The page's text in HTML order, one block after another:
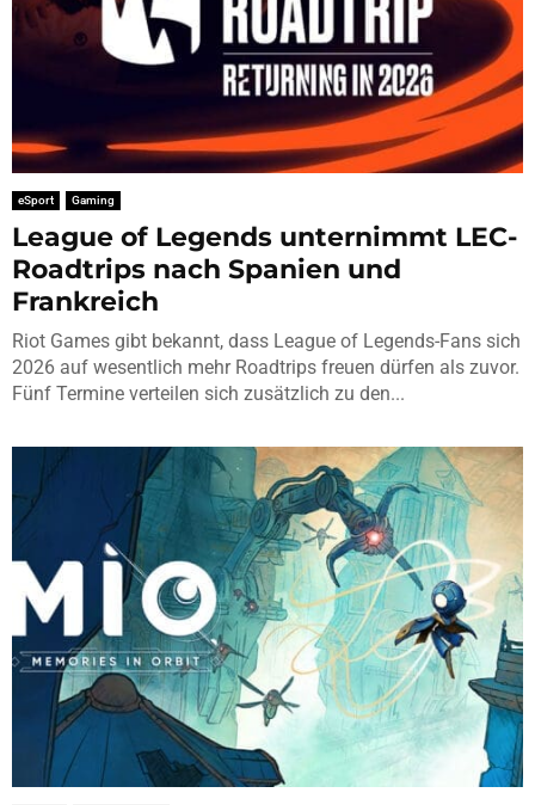
eSport Gaming
League of Legends unternimmt LEC-
Roadtrips nach Spanien und
Frankreich
Riot Games gibt bekannt, dass League of Legends-Fans sich
2026 auf wesentlich mehr Roadtrips freuen dürfen als zuvor.
Fünf Termine verteilen sich zusätzlich zu den...